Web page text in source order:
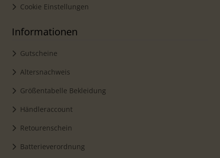
Cookie Einstellungen
Informationen
Gutscheine
Altersnachweis
Größentabelle Bekleidung
Händleraccount
Retourenschein
Batterieverordnung